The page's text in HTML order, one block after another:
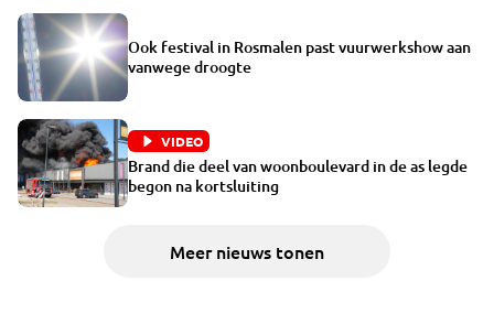
Ook festival in Rosmalen past vuurwerkshow aan
vanwege droogte
VIDEO
Brand die deel van woonboulevard in de as legde
begon na kortsluiting
Meer nieuws tonen